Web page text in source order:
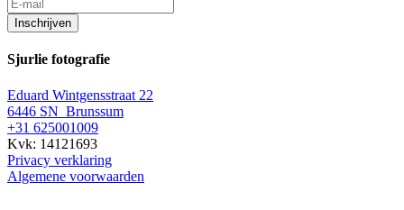
Inschrijven
Sjurlie fotografie
Eduard Wintgensstraat 22
6446 SN Brunssum
+31 625001009
Kvk: 14121693
Privacy verklaring
Algemene voorwaarden